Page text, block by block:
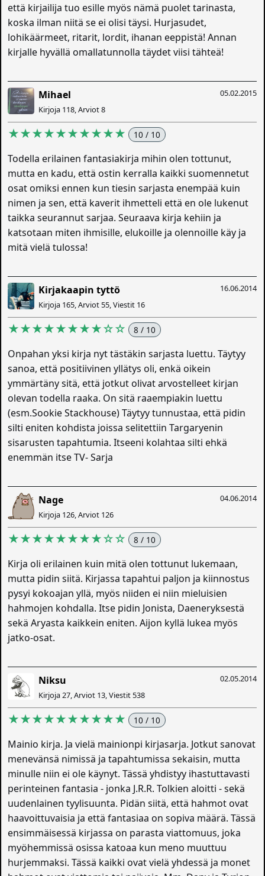
että kirjailija tuo esille myös nämä puolet tarinasta,
koska ilman niitä se ei olisi täysi. Hurjasudet,
lohikäärmeet, ritarit, lordit, ihanan eeppistä! Annan
kirjalle hyvällä omallatunnolla täydet viisi tähteä!
05.02.2015
Mihael
Kirjoja 118, Arviot 8
★★★★★★★★★★ 10 / 10
Todella erilainen fantasiakirja mihin olen tottunut,
mutta en kadu, että ostin kerralla kaikki suomennetut
osat omiksi ennen kun tiesin sarjasta enempää kuin
nimen ja sen, että kaverit ihmetteli että en ole lukenut
taikka seurannut sarjaa. Seuraava kirja kehiin ja
katsotaan miten ihmisille, elukoille ja olennoille käy ja
mitä vielä tulossa!
16.06.2014
Kirjakaapin tyttö
Kirjoja 165, Arviot 55, Viestit 16
★★★★★★★★☆☆ 8 / 10
Onpahan yksi kirja nyt tästäkin sarjasta luettu. Täytyy
sanoa, että positiivinen yllätys oli, enkä oikein
ymmärtäny sitä, että jotkut olivat arvostelleet kirjan
olevan todella raaka. On sitä raaempiakin luettu
(esm.Sookie Stackhouse) Täytyy tunnustaa, että pidin
silti eniten kohdista joissa selitettiin Targaryenin
sisarusten tapahtumia. Itseeni kolahtaa silti ehkä
enemmän itse TV- Sarja
04.06.2014
Nage
Kirjoja 126, Arviot 126
★★★★★★★★☆☆ 8 / 10
Kirja oli erilainen kuin mitä olen tottunut lukemaan,
mutta pidin siitä. Kirjassa tapahtui paljon ja kiinnostus
pysyi kokoajan yllä, myös niiden ei niin mieluisien
hahmojen kohdalla. Itse pidin Jonista, Daeneryksestä
sekä Aryasta kaikkein eniten. Aijon kyllä lukea myös
jatko-osat.
02.05.2014
Niksu
Kirjoja 27, Arviot 13, Viestit 538
★★★★★★★★★★ 10 / 10
Mainio kirja. Ja vielä mainionpi kirjasarja. Jotkut sanovat
menevänsä nimissä ja tapahtumissa sekaisin, mutta
minulle niin ei ole käynyt. Tässä yhdistyy ihastuttavasti
perinteinen fantasia - jonka J.R.R. Tolkien aloitti - sekä
uudenlainen tyylisuunta. Pidän siitä, että hahmot ovat
haavoittuvaisia ja että fantasiaa on sopiva määrä. Tässä
ensimmäisessä kirjassa on parasta viattomuus, joka
myöhemmissä osissa katoaa kun meno muuttuu
hurjemmaksi. Tässä kaikki ovat vielä yhdessä ja monet